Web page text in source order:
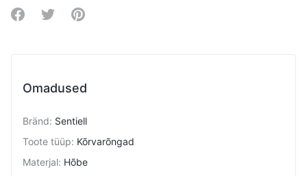
Share on Facebook
Share on Twitter
Share on Pinterest
Omadused
Bränd: Sentiell
Toote tüüp: Kõrvarõngad
Materjal: Hõbe